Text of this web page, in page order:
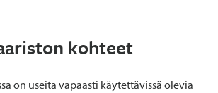
kohteet
on useita vapaasti käytettävissä olevia